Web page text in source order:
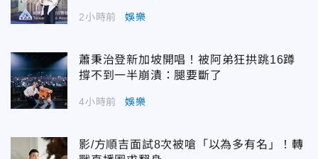
2小時前 娛樂
蕭秉治登新加坡開唱！被阿弟狂拱跳16蹲
撐不到一半崩潰：腿要斷了
4小時前 娛樂
影/方順吉面試8次被嗆「以為多有名」！轉